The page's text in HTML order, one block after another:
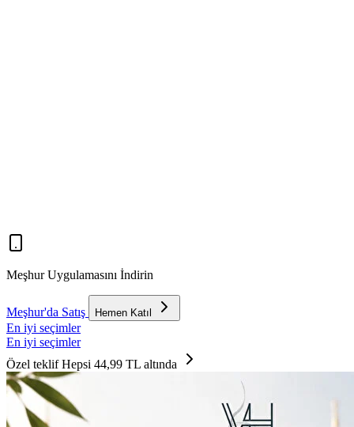
Meşhur Uygulamasını İndirin
Meşhur'da Satış Hemen Katıl
En iyi seçimler
En iyi seçimler
Özel teklif Hepsi 44,99 TL altında